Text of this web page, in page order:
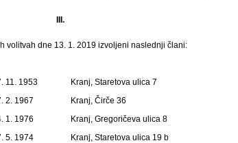
III.
volitvah dne 13. 1. 2019 izvoljeni naslednji člani:
11. 1953
Kranj, Staretova ulica 7
2. 1967
Kranj, Čirče 36
1. 1976
Kranj, Gregoričeva ulica 8
5. 1974
Kranj, Staretova ulica 19 b